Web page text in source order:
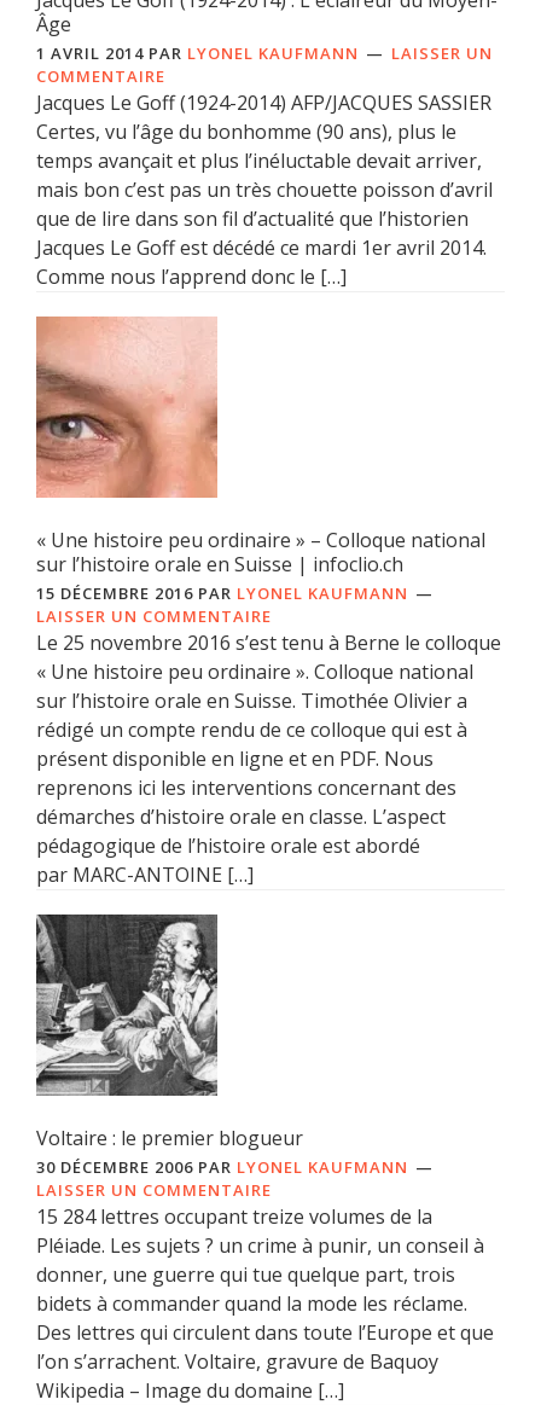
Âge
1 AVRIL 2014 PAR LYONEL KAUFMANN
LAISSER UN
COMMENTAIRE
Jacques Le Goff (1924-2014) AFP/JACQUES SASSIER
Certes, vu l’âge du bonhomme (90 ans), plus le
temps avançait et plus l’inéluctable devait arriver,
mais bon c’est pas un très chouette poisson d’avril
que de lire dans son fil d’actualité que l’historien
Jacques Le Goff est décédé ce mardi 1er avril 2014.
Comme nous l’apprend donc le […]
« Une histoire peu ordinaire » – Colloque national
sur l’histoire orale en Suisse | infoclio.ch
15 DÉCEMBRE 2016 PAR LYONEL KAUFMANN
LAISSER UN COMMENTAIRE
Le 25 novembre 2016 s’est tenu à Berne le colloque
« Une histoire peu ordinaire ». Colloque national
sur l’histoire orale en Suisse. Timothée Olivier a
rédigé un compte rendu de ce colloque qui est à
présent disponible en ligne et en PDF. Nous
reprenons ici les interventions concernant des
démarches d’histoire orale en classe. L’aspect
pédagogique de l’histoire orale est abordé
par MARC-ANTOINE […]
Voltaire : le premier blogueur
30 DÉCEMBRE 2006 PAR LYONEL KAUFMANN
LAISSER UN COMMENTAIRE
15 284 lettres occupant treize volumes de la
Pléiade. Les sujets ? un crime à punir, un conseil à
donner, une guerre qui tue quelque part, trois
bidets à commander quand la mode les réclame.
Des lettres qui circulent dans toute l’Europe et que
l’on s’arrachent. Voltaire, gravure de Baquoy
Wikipedia – Image du domaine […]